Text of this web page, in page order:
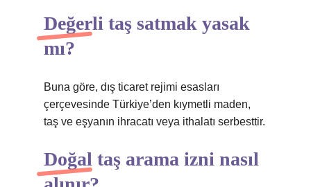
Değerli taş satmak yasak
mı?
Buna göre, dış ticaret rejimi esasları
çerçevesinde Türkiye’den kıymetli maden,
taş ve eşyanın ihracatı veya ithalatı serbesttir.
Doğal taş arama izni nasıl